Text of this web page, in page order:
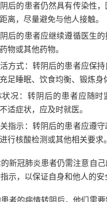
后的患者仍然具有传染性
离，尽量避免与他人接触。
后的患者应继续遵循医生
物或其他药物。
方式：转阴后的患者应保
足睡眠、饮食均衡、锻炼身
状况：转阴后的患者应随时
适症状，应及时就医。
指示：转阴后的患者应遵
行核酸检测或其他相关要求。
新冠肺炎患者仍需注意自
示，以保证自身和他人的安
者的病情转阴后，他们需